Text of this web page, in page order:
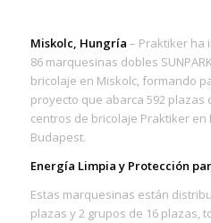
Miskolc, Hungría – Praktiker ha
86 marquesinas dobles
bricolaje en Miskolc, formando
proyecto que abarca 592 plazas
centros de bricolaje Praktiker en
Budapest.
Energía Limpia y Protección
Estas marquesinas están
plazas y 2 grupos de 16 plazas,